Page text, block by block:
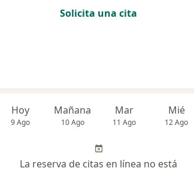
Solicita una cita
Hoy
9 Ago
Mañana
10 Ago
Mar
11 Ago
Mié
12 Ago
La reserva de citas en línea no está